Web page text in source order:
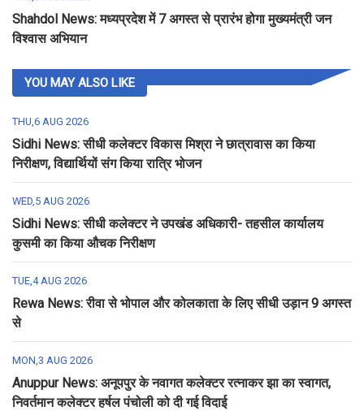
Shahdol News: मध्यप्रदेश में 7 अगस्त से प्रारंभ होगा मुख्यमंत्री जन
विश्वास अभियान
YOU MAY ALSO LIKE
THU,6 AUG 2026
Sidhi News: सीधी कलेक्टर विकास मिश्रा ने छात्रावास का किया
निरीक्षण, विद्यार्थियों संग किया रात्रि भोजन
WED,5 AUG 2026
Sidhi News: सीधी कलेक्टर ने उपखंड अधिकारी- तहसील कार्यालय
कुसमी का किया औचक निरीक्षण
TUE,4 AUG 2026
Rewa News: रीवा से भोपाल और कोलकाता के लिए सीधी उड़ान 9 अगस्त
से
MON,3 AUG 2026
Anuppur News: अनूपपुर के नवागत कलेक्टर रत्नाकर झा का स्वागत,
निवर्तमान कलेक्टर हर्षल पंचोली को दी गई विदाई